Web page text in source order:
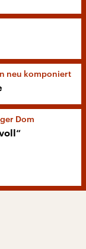
neu komponiert
Dom